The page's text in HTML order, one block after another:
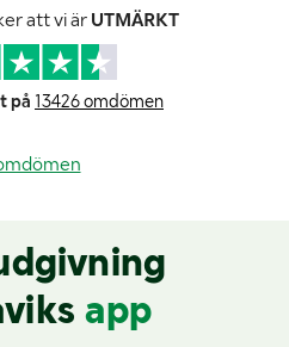
att vi är UTMÄRKT
på 13426 omdömen
app